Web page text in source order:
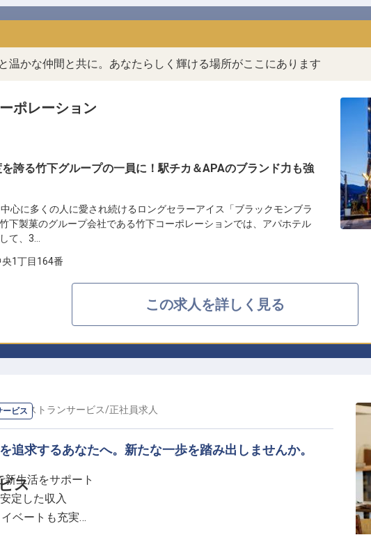
温かな仲間と共に。あなたらしく輝ける場所がここにあります
ポレーション
誇る竹下グループの一員に！駅チカ＆APAのブランド力も強
心に多くの人に愛され続けるロングセラーアイス「ブラックモンブラ
下製菓のグループ会社である竹下コーポレーションでは、アパホテル
て、3…
1丁目164番
この求人を詳しく見る
ービス
ス
のレストランサービス/正社員求人
追求するあなたへ。新たな一歩を踏み出しませんか。
生活をサポート
定した収入
ベートも充実